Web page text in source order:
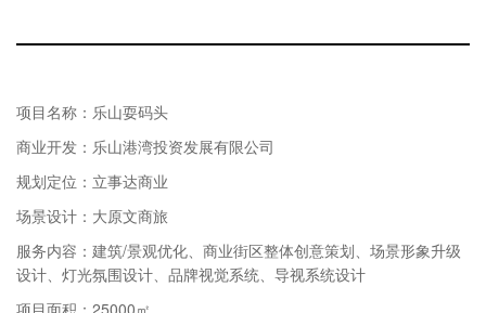
项目名称：乐山耍码头
商业开发：乐山港湾投资发展有限公司
规划定位：立事达商业
场景设计：大原文商旅
服务内容：建筑/景观优化、商业街区整体创意策划、场景形象升级
设计、灯光氛围设计、品牌视觉系统、导视系统设计
项目面积：25000㎡